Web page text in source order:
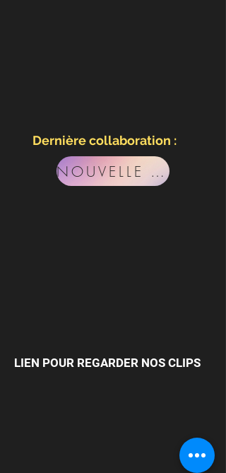
Dernière collaboration :
NOUVELLE VIDÉO
LIEN POUR REGARDER NOS CLIPS